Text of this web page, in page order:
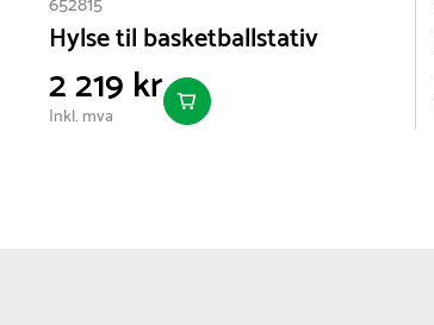
Hylse til basketballstativ
2 219 kr
Inkl. mva